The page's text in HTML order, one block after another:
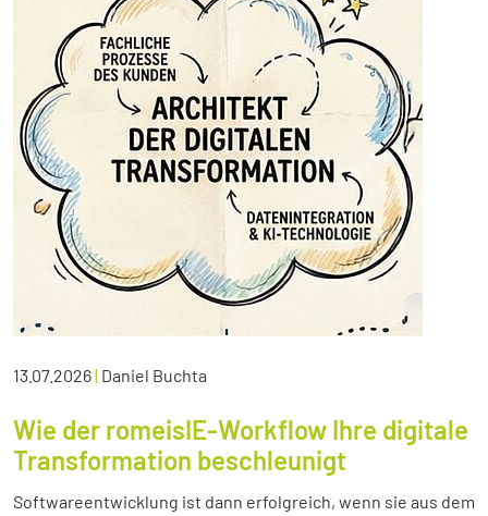
13.07.2026| Daniel Buchta
Wie der romeisIE-Workflow Ihre digitale
Transformation beschleunigt
Softwareentwicklung ist dann erfolgreich, wenn sie aus dem